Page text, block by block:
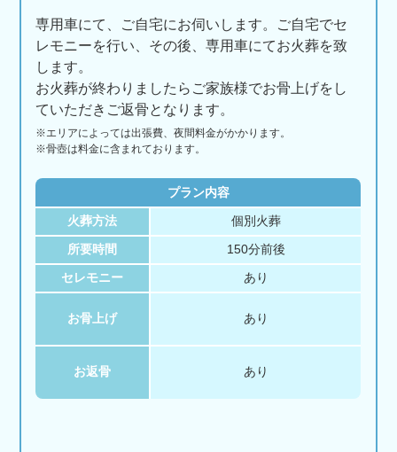
専用車にて、ご自宅にお伺いします。ご自宅でセ
レモニーを行い、その後、専用車にてお火葬を致
します。
お火葬が終わりましたらご家族様でお骨上げをし
ていただきご返骨となります。
※エリアによっては出張費、夜間料金がかかります。
※骨壺は料金に含まれております。
プラン内容
火葬方法 個別火葬
所要時間 150分前後
セレモニー あり
お骨上げ あり
お返骨 あり